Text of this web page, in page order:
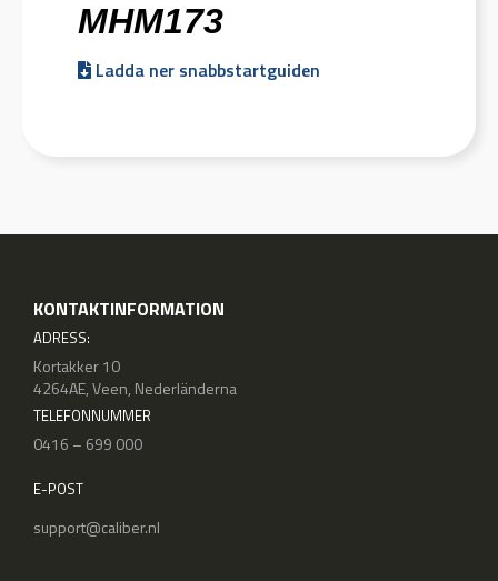
MHM173
Ladda ner snabbstartguiden
KONTAKTINFORMATION
ADRESS:
Kortakker 10
4264AE, Veen, Nederländerna
TELEFONNUMMER
0416 – 699 000
E-POST
support@caliber.nl